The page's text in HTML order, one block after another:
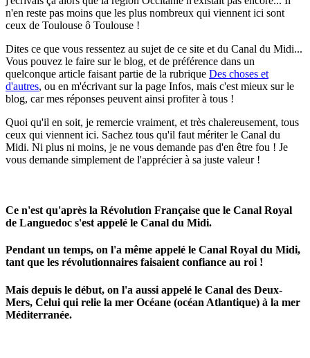
n'en reste pas moins que les plus nombreux qui viennent ici sont
ceux de Toulouse ô Toulouse !
Dites ce que vous ressentez au sujet de ce site et du Canal du Midi...
Vous pouvez le faire sur le blog, et de préférence dans un
quelconque article faisant partie de la rubrique Des choses et
d'autres, ou en m'écrivant sur la page Infos, mais c'est mieux sur le
blog, car mes réponses peuvent ainsi profiter à tous !
Quoi qu'il en soit, je remercie vraiment, et très chalereusement, tous
ceux qui viennent ici. Sachez tous qu'il faut mériter le Canal du
Midi. Ni plus ni moins, je ne vous demande pas d'en être fou ! Je
vous demande simplement de l'apprécier à sa juste valeur !
Ce n'est qu'après la Révolution Française que le Canal Royal
de Languedoc s'est appelé le Canal du Midi.
Pendant un temps, on l'a même appelé le Canal Royal du Midi,
tant que les révolutionnaires faisaient confiance au roi !
Mais depuis le début, on l'a aussi appelé le Canal des Deux-
Mers, Celui qui relie la mer Océane (océan Atlantique) à la mer
Méditerranée.